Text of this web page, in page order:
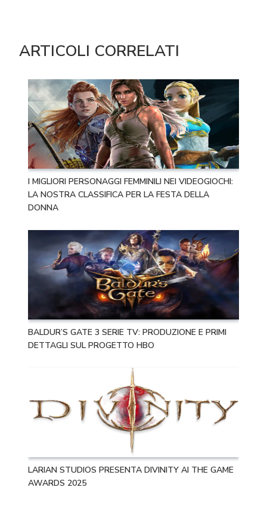
ARTICOLI CORRELATI
I MIGLIORI PERSONAGGI FEMMINILI NEI VIDEOGIOCHI:
LA NOSTRA CLASSIFICA PER LA FESTA DELLA
DONNA
BALDUR’S GATE 3 SERIE TV: PRODUZIONE E PRIMI
DETTAGLI SUL PROGETTO HBO
LARIAN STUDIOS PRESENTA DIVINITY AI THE GAME
AWARDS 2025